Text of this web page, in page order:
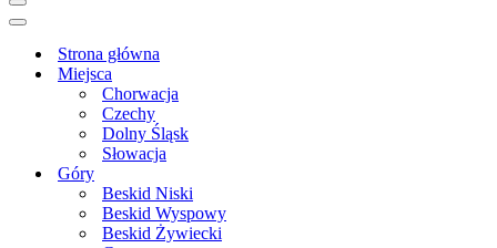
Menu
nawigacji
Menu
nawigacjiStrona główna
Miejsca
Chorwacja
Czechy
Dolny Śląsk
Słowacja
Góry
Beskid Niski
Beskid Wyspowy
Beskid Żywiecki